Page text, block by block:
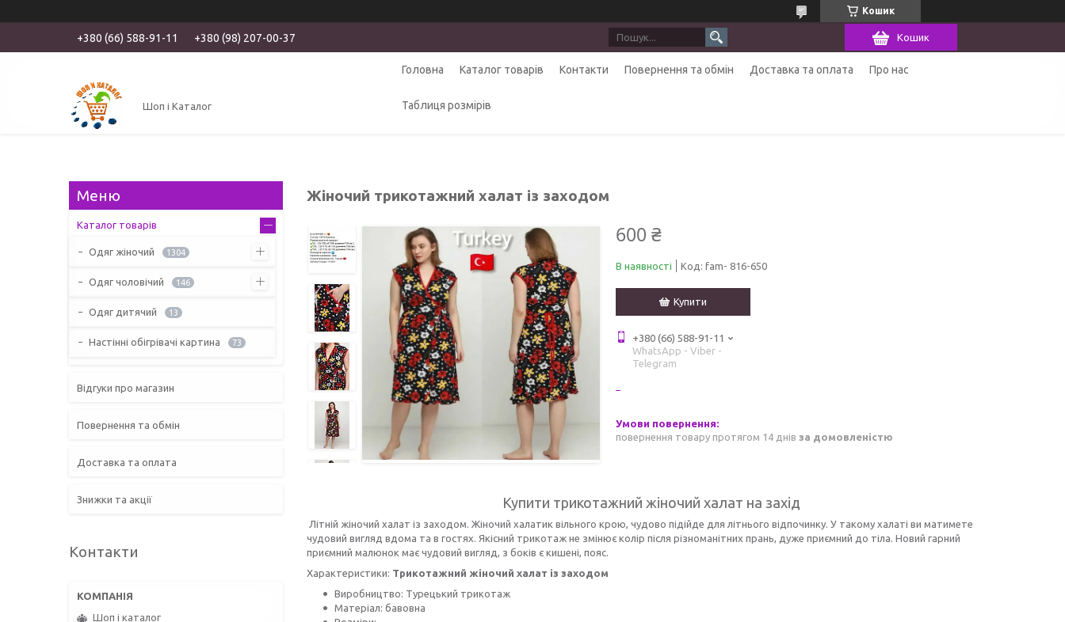
Кошик
+380 (66) 588-91-11 +380 (98) 207-00-37 Кошик
Шоп і Каталог
Головна Каталог товарів Контакти Повернення та обмін Доставка та оплата Про нас
Таблиця розмірів
Жіночий трикотажний халат із заходом
600 ₴
В наявності Код: fam- 816-650
Купити
+380 (66) 588-91-11
WhatsApp - Viber -
Telegram
повернення товару протягом 14 днів за домовленістю
Купити трикотажний жіночий халат на захід
Літній жіночий халат із заходом. Жіночий халатик вільного крою, чудово підійде для літнього відпочинку. У такому халаті ви матимете
чудовий вигляд вдома та в гостях. Якісний трикотаж не змінює колір після різноманітних прань, дуже приємний до тіла. Новий гарний
приємний малюнок має чудовий вигляд, з боків є кишені, пояс.
Характеристики: Трикотажний жіночий халат із заходом
Виробництво: Турецький трикотаж
Матеріал: бавовна
Каталог товарів
Одяг жіночий 1304
Одяг чоловічий 146
Одяг дитячий 13
Настінні обігрівачі картина 73
Відгуки про магазин
Повернення та обмін
Доставка та оплата
Знижки та акції
Контакти
Шоп і каталог